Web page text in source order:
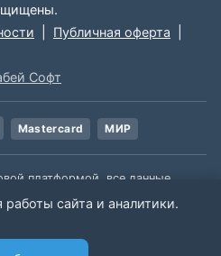
Публичная оферта
Софт
Mastercard МИР
платформой, все данные,
открытых источников. Мы не
данной информации.
сайта и аналитики.